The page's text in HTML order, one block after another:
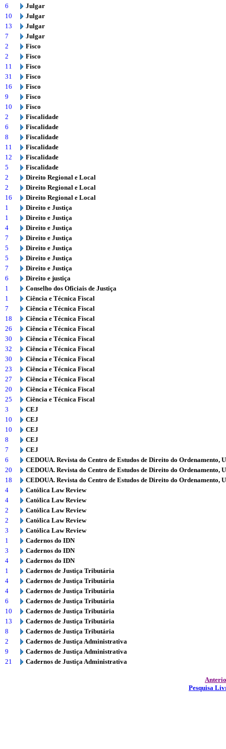
6
Julgar
10
Julgar
13
Julgar
7
Julgar
2
Fisco
2
Fisco
11
Fisco
31
Fisco
16
Fisco
9
Fisco
10
Fisco
2
Fiscalidade
6
Fiscalidade
8
Fiscalidade
11
Fiscalidade
12
Fiscalidade
5
Fiscalidade
2
Direito Regional e Local
2
Direito Regional e Local
16
Direito Regional e Local
1
Direito e Justiça
1
Direito e Justiça
4
Direito e Justiça
7
Direito e Justiça
5
Direito e Justiça
5
Direito e Justiça
7
Direito e Justiça
6
Direito e justiça
1
Conselho dos Oficiais de Justiça
1
Ciência e Técnica Fiscal
7
Ciência e Técnica Fiscal
18
Ciência e Técnica Fiscal
26
Ciência e Técnica Fiscal
30
Ciência e Técnica Fiscal
32
Ciência e Técnica Fiscal
30
Ciência e Técnica Fiscal
23
Ciência e Técnica Fiscal
27
Ciência e Técnica Fiscal
20
Ciência e Técnica Fiscal
25
Ciência e Técnica Fiscal
3
CEJ
10
CEJ
10
CEJ
8
CEJ
7
CEJ
6
CEDOUA. Revista do Centro de Estudos de Direito do Ordenamento,
20
CEDOUA. Revista do Centro de Estudos de Direito do Ordenamento,
18
CEDOUA. Revista do Centro de Estudos de Direito do Ordenamento,
4
Católica Law Review
4
Católica Law Review
2
Católica Law Review
2
Católica Law Review
3
Católica Law Review
1
Cadernos do IDN
3
Cadernos do IDN
4
Cadernos do IDN
1
Cadernos de Justiça Tributária
4
Cadernos de Justiça Tributária
4
Cadernos de Justiça Tributária
6
Cadernos de Justiça Tributária
10
Cadernos de Justiça Tributária
13
Cadernos de Justiça Tributária
8
Cadernos de Justiça Tributária
2
Cadernos de Justiça Administrativa
9
Cadernos de Justiça Administrativa
21
Cadernos de Justiça Administrativa
Pesquisa